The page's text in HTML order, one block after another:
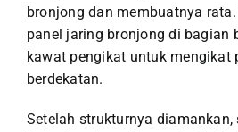
bronjong dan membuatnya
panel jaring bronjong di bagian
kawat pengikat untuk mengikat
berdekatan.
Setelah strukturnya